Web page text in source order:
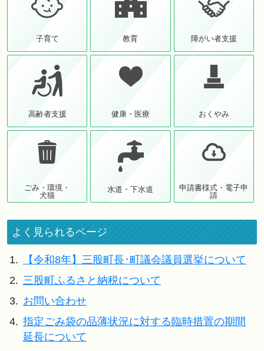
子育て 教育 障がい者支援
高齢者支援 健康・医療 おくやみ
ごみ・環境・
犬猫
水道・下水道
申請書様式・電子申
請
よく見られるページ
1.
【令和8年】三股町長･町議会議員選挙について
2. 三股町ふるさと納税について
3. お問い合わせ
4. 指定ごみ袋の品薄状況に対する臨時措置の期間
延長について